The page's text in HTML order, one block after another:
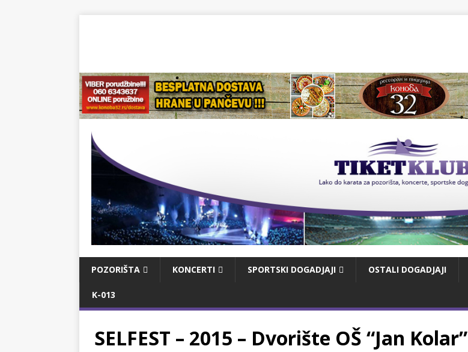
POZORIŠTA KONCERTI SPORTSKI DOGADJAJI OSTALI DOGADJAJI
K-013
SELFEST – 2015 – Dvorište OŠ “Jan Kolar”